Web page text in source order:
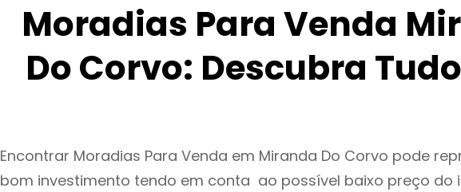
Moradias Para Venda
Do Corvo: Descubra
Encontrar Moradias Para Venda em Miranda Do Corvo pode
bom investimento tendo em conta ao possível baixo preço do